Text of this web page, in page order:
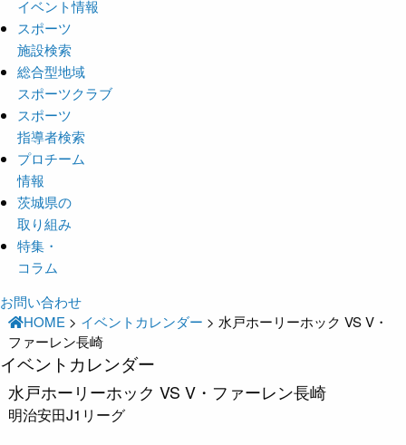
イベント情報
スポーツ
施設検索
総合型地域
スポーツクラブ
スポーツ
指導者検索
プロチーム
情報
茨城県の
取り組み
特集・
コラム
お問い合わせ
HOME > イベントカレンダー > 水戸ホーリーホック VS V・
ファーレン長崎
イベントカレンダー
水戸ホーリーホック VS V・ファーレン長崎
明治安田J1リーグ